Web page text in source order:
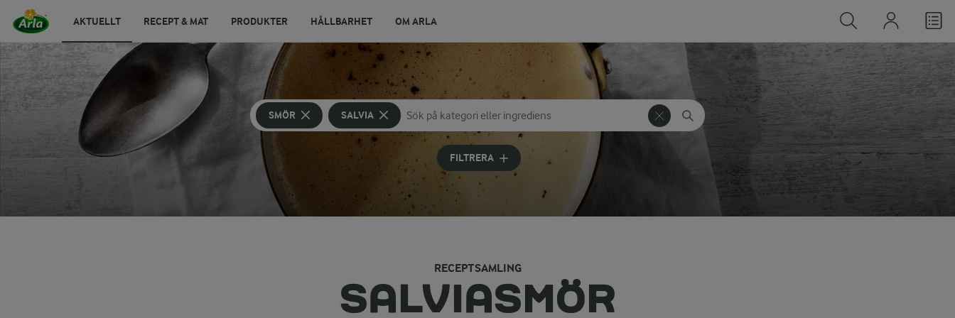
AKTUELLT RECEPT & MAT PRODUKTER HÅLLBARHET OM ARLA
SMÖR SALVIA
Sök på kategori eller ingrediens
Skriv in sökord för att få förslag
FILTRERA
RECEPTSAMLING
SALVIASMÖR